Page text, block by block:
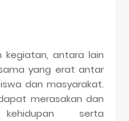
kegiatan, antara lain
yang erat antar
dan masyarakat.
merasakan dan
serta